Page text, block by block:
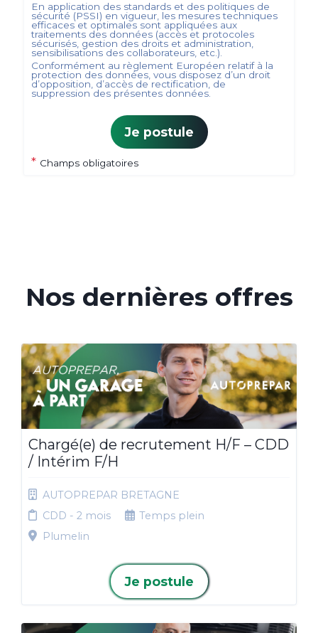
En application des standards et des politiques de
sécurité (PSSI) en vigueur, les mesures techniques
efficaces et optimales sont appliquées aux
traitements des données (accès et protocoles
sécurisés, gestion des droits et administration,
sensibilisations des collaborateurs, etc.).
Conformément au règlement Européen relatif à la
protection des données, vous disposez d’un droit
d’opposition, d’accès de rectification, de
suppression des présentes données.
Je postule
* Champs obligatoires
Nos dernières offres
Chargé(e) de recrutement H/F – CDD
/ Intérim F/H
AUTOPREPAR BRETAGNE
CDD - 2 mois
Temps plein
Plumelin
Je postule